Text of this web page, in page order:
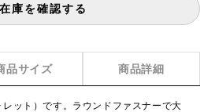
庫を確認する
品サイズ 商品詳細
ット）です。ラウンドファスナーで大